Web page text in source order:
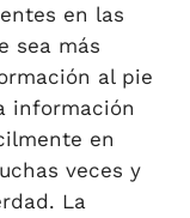
en las
sea más
al pie
información
en
veces y
La